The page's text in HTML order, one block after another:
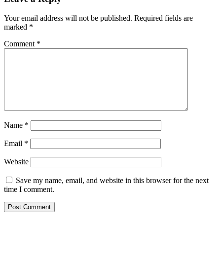
Your email address will not be published. Required fields are
marked *
Comment *
Name *
Email *
Website
Save my name, email, and website in this browser for the next
time I comment.